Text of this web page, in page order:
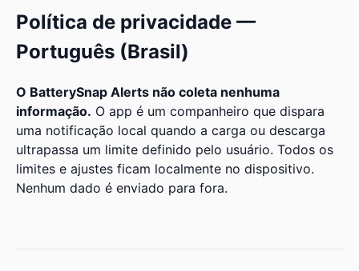
Política de privacidade —
Português (Brasil)
O BatterySnap Alerts não coleta nenhuma
informação. O app é um companheiro que dispara
uma notificação local quando a carga ou descarga
ultrapassa um limite definido pelo usuário. Todos os
limites e ajustes ficam localmente no dispositivo.
Nenhum dado é enviado para fora.